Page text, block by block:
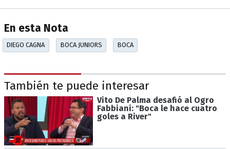
En esta Nota
DIEGO CAGNA BOCA JUNIORS BOCA
También te puede interesar
Vito De Palma desafió al Ogro
Fabbiani: "Boca le hace cuatro
goles a River"